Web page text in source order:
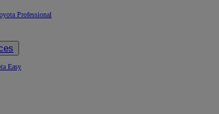
Professional
Easy